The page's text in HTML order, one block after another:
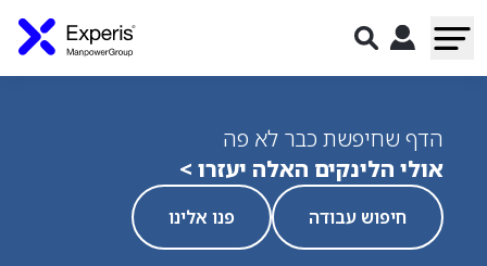
הדף שחיפשת כבר לא פה
אולי הלינקים האלה יעזרו >
חיפוש עבודה פנו אלינו